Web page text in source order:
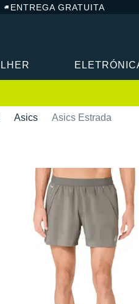
ENTREGA GRATUITA
Asics Asics Estrada